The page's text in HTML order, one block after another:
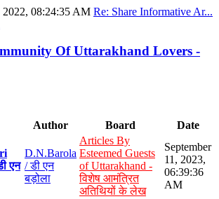
08:24:35 AM Re: Share Informative Ar...
Of Uttarakhand Lovers -
Author Board Date
एन
D.N.Barola
/ डी एन
बड़ोला
Articles By
Esteemed Guests
of Uttarakhand -
विशेष आमंत्रित
अतिथियों के लेख
September
11, 2023,
06:39:36
AM